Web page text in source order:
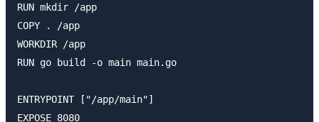
RUN mkdir /app
COPY . /app
WORKDIR /app
RUN go build -o main main.go
ENTRYPOINT ["/app/main"]